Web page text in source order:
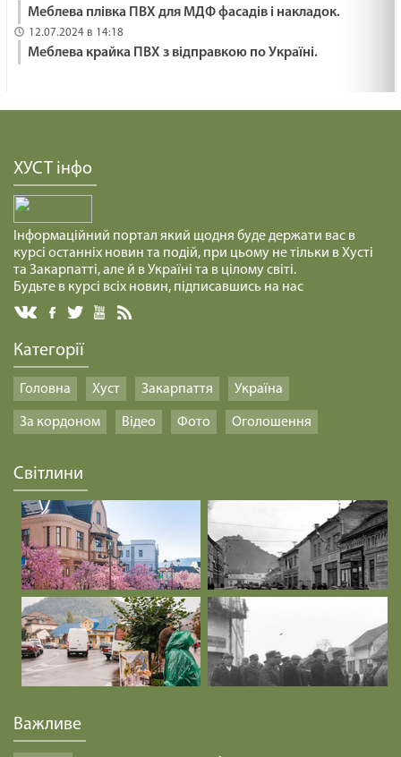
Меблева плівка ПВХ для МДФ фасадів і накладок.
12.07.2024 в 14:18
Меблева крайка ПВХ з відправкою по Україні.
ХУСТ інфо
Інформаційний портал який щодня буде держати вас в
курсі останніх новин та подій, при цьому не тільки в Хусті
та Закарпатті, але й в Україні та в цілому світі.
Будьте в курсі всіх новин, підписавшись на нас
Категорії
Головна Хуст Закарпаття Україна
За кордоном Відео Фото Оголошення
Світлини
Важливе